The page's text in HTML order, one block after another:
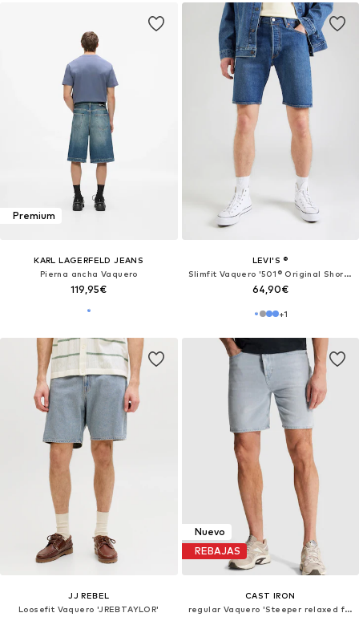
Premium
KARL LAGERFELD JEANS
Pierna ancha Vaquero
119,95€
LEVI'S ®
Slimfit Vaquero '501® Original Shorts'
64,90€
+1
JJ REBEL
Loosefit Vaquero 'JREBTAYLOR'
Nuevo
REBAJAS
CAST IRON
regular Vaquero 'Steeper relaxed fit shorts'